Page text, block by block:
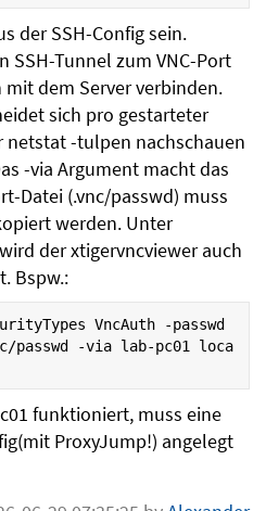
der SSH-Config sein.
SSH-Tunnel zum VNC-Port
dem Server verbinden.
sich pro gestarteter
-tulpen nachschauen
-via Argument macht das
Datei (.vnc/passwd) muss
werden. Unter
der xtigervncviewer auch
Bspw.:
VncAuth
-passwd
-via lab-pc01
loca
funktioniert, muss eine
ProxyJump!) angelegt